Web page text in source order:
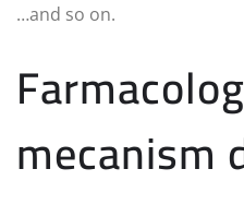
…and so on.
mecanism